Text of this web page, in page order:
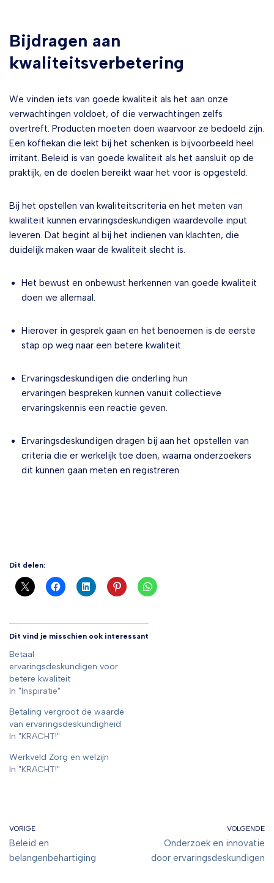
Bijdragen aan
kwaliteitsverbetering
We vinden iets van goede kwaliteit als het aan onze
verwachtingen voldoet, of die verwachtingen zelfs
overtreft. Producten moeten doen waarvoor ze bedoeld zijn.
Een koffiekan die lekt bij het schenken is bijvoorbeeld heel
irritant. Beleid is van goede kwaliteit als het aansluit op de
praktijk, en de doelen bereikt waar het voor is opgesteld.
Bij het opstellen van kwaliteitscriteria en het meten van
kwaliteit kunnen ervaringsdeskundigen waardevolle input
leveren. Dat begint al bij het indienen van klachten, die
duidelijk maken waar de kwaliteit slecht is.
Het bewust en onbewust herkennen van goede kwaliteit
doen we allemaal.
Hierover in gesprek gaan en het benoemen is de eerste
stap op weg naar een betere kwaliteit.
Ervaringsdeskundigen die onderling hun
ervaringen bespreken kunnen vanuit collectieve
ervaringskennis een reactie geven.
Ervaringsdeskundigen dragen bij aan het opstellen van
criteria die er werkelijk toe doen, waarna onderzoekers
dit kunnen gaan meten en registreren.
Dit delen:
Dit vind je misschien ook interessant
Betaal
ervaringsdeskundigen voor
betere kwaliteit
In "Inspiratie"
Betaling vergroot de waarde
van ervaringsdeskundigheid
In "KRACHT!"
Werkveld Zorg en welzijn
In "KRACHT!"
VORIGE
Beleid en
belangenbehartiging
VOLGENDE
Onderzoek en innovatie
door ervaringsdeskundigen